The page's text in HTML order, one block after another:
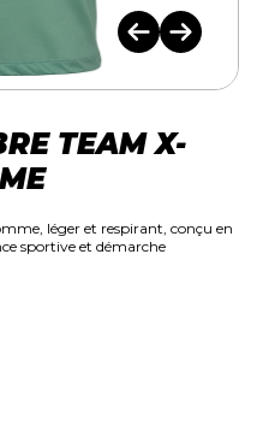
TEAM X-
léger et respirant, conçu en
sportive et démarche